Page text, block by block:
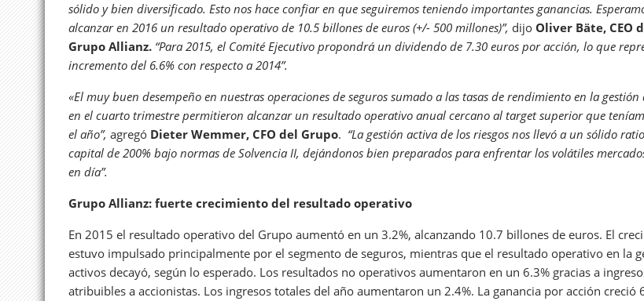
sólido y bien diversificado. Esto nos hace confiar en que seguiremos teniendo importantes ganancias.
alcanzar en 2016 un resultado operativo de 10.5 billones de euros (+/- 500 millones)”, dijo Oliver Bäte, CEO
Grupo Allianz. “Para 2015, el Comité Ejecutivo propondrá un dividendo de 7.30 euros por acción, lo que
incremento del 6.6% con respecto a 2014”.
«El muy buen desempeño en nuestras operaciones de seguros sumado a las tasas de rendimiento en la gestión
en el cuarto trimestre permitieron alcanzar un resultado operativo anual cercano al target superior que
el año”, agregó Dieter Wemmer, CFO del Grupo. “La gestión activa de los riesgos nos llevó a un sólido
capital de 200% bajo normas de Solvencia II, dejándonos bien preparados para enfrentar los volátiles
en día”.
Grupo Allianz: fuerte crecimiento del resultado operativo
En 2015 el resultado operativo del Grupo aumentó en un 3.2%, alcanzando 10.7 billones de euros. El
estuvo impulsado principalmente por el segmento de seguros, mientras que el resultado operativo en la
activos decayó, según lo esperado. Los resultados no operativos aumentaron en un 6.3% gracias a
atribuibles a accionistas. Los ingresos totales del año aumentaron un 2.4%. La ganancia por acción creció